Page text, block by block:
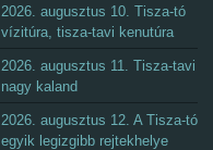
2026. augusztus 10. Tisza-tó
vízitúra, tisza-tavi kenutúra
2026. augusztus 11. Tisza-tavi
nagy kaland
2026. augusztus 12. A Tisza-tó
egyik legizgibb rejtekhelye